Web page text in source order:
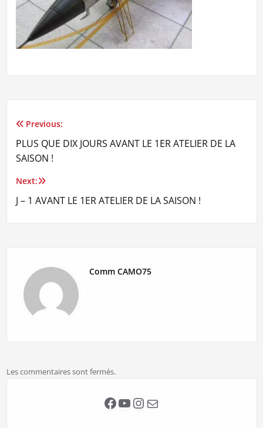
Navigation
de
l’article
Previous:
PLUS QUE DIX JOURS AVANT LE 1ER ATELIER DE LA
SAISON !
Next:
J – 1 AVANT LE 1ER ATELIER DE LA SAISON !
Comm CAMO75
Les commentaires sont fermés.
Facebook
YouTube
Instagram
E-mail